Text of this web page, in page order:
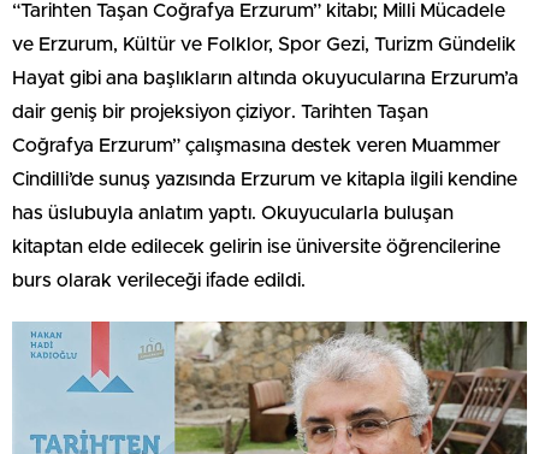
“Tarihten Taşan Coğrafya Erzurum” kitabı; Milli Mücadele
ve Erzurum, Kültür ve Folklor, Spor Gezi, Turizm Gündelik
Hayat gibi ana başlıkların altında okuyucularına Erzurum’a
dair geniş bir projeksiyon çiziyor. Tarihten Taşan
Coğrafya Erzurum” çalışmasına destek veren Muammer
Cindilli’de sunuş yazısında Erzurum ve kitapla ilgili kendine
has üslubuyla anlatım yaptı. Okuyucularla buluşan
kitaptan elde edilecek gelirin ise üniversite öğrencilerine
burs olarak verileceği ifade edildi.